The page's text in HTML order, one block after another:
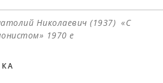
Николаевич (1937) «С
1970 е